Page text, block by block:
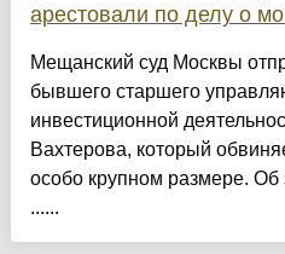
арестовали по делу о
Мещанский суд Москвы
бывшего старшего
инвестиционной
Вахтерова, который
особо крупном размере.
......